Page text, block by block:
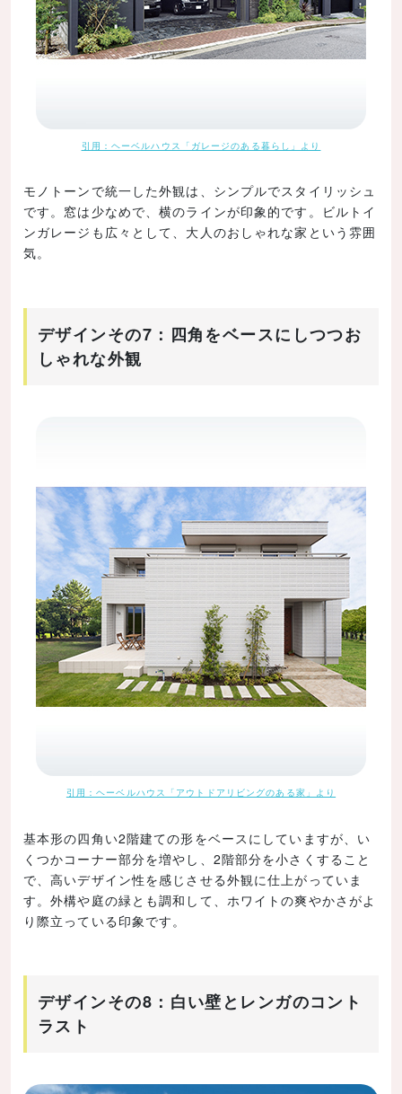
引用：ヘーベルハウス「ガレージのある暮らし」より
モノトーンで統一した外観は、シンプルでスタイリッシュ
です。窓は少なめで、横のラインが印象的です。ビルトイ
ンガレージも広々として、大人のおしゃれな家という雰囲
気。
デザインその7：四角をベースにしつつお
しゃれな外観
引用：ヘーベルハウス「アウトドアリビングのある家」より
基本形の四角い2階建ての形をベースにしていますが、い
くつかコーナー部分を増やし、2階部分を小さくすること
で、高いデザイン性を感じさせる外観に仕上がっていま
す。外構や庭の緑とも調和して、ホワイトの爽やかさがよ
り際立っている印象です。
デザインその8：白い壁とレンガのコント
ラスト